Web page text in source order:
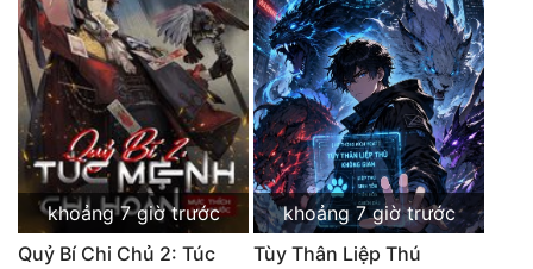
khoảng 7 giờ trước
Quỷ Bí Chi Chủ 2: Túc
khoảng 7 giờ trước
Tùy Thân Liệp Thú